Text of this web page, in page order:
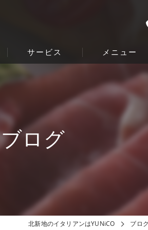
サービス メニュー
ブログ
北新地のイタリアンはYUNiCO ブロ